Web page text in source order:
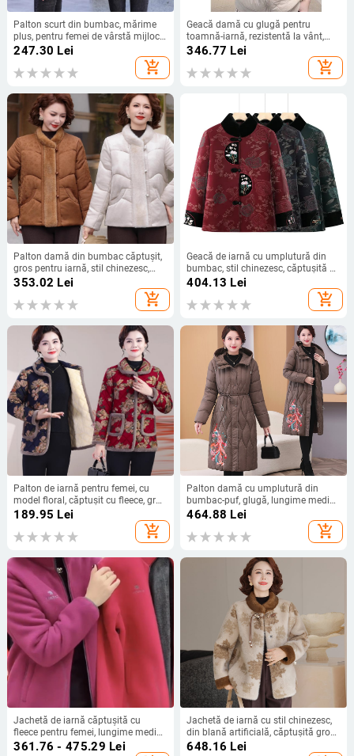
Palton scurt din bumbac, mărime
plus, pentru femei de vârstă mijlocie
și în vârstă, căptușit pentru iarnă,
247.30 Lei
add_shopping_cart
Geacă damă cu glugă pentru
toamnă-iarnă, rezistentă la vânt,
călduroasă, căptușită cu fleece,
346.77 Lei
add_shopping_cart
Palton damă din bumbac căptușit,
gros pentru iarnă, stil chinezesc,
guler cu blană artificială, lungime
353.02 Lei
add_shopping_cart
Geacă de iarnă cu umplutură din
bumbac, stil chinezesc, căptușită cu
catifea pentru persoane în vârstă,
404.13 Lei
add_shopping_cart
Palton de iarnă pentru femei, cu
model floral, căptușit cu fleece, gros
și călduros
189.95 Lei
add_shopping_cart
Palton damă cu umplutură din
bumbac-puf, glugă, lungime medie,
imprimeu animal, croială regular,
464.88 Lei
add_shopping_cart
Jachetă de iarnă căptușită cu
fleece pentru femei, lungime medie,
guler înalt, fermoar, culoare solidă,
361.76 - 475.29 Lei
Jachetă de iarnă cu stil chinezesc,
din blană artificială, căptușită gros,
închidere cu nasturi disc, pentru
648.16 Lei